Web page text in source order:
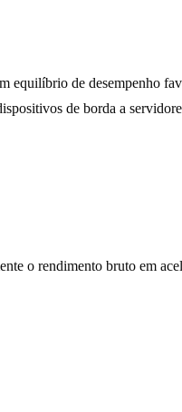
equilíbrio de desempenho
de borda a
o rendimento bruto em